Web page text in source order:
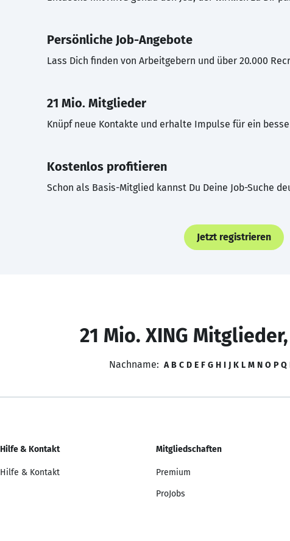
Persönliche Job-Angebote
Lass Dich finden von Arbeitgebern und über 20.000
21 Mio. Mitglieder
Knüpf neue Kontakte und erhalte Impulse für ein
Kostenlos profitieren
Schon als Basis-Mitglied kannst Du Deine Job-Suche
Jetzt registrieren
21 Mio. XING
Nachname: A B C D E F G H I J K L M N O P Q
Hilfe & Kontakt
Hilfe & Kontakt
Mitgliedschaften
Premium
ProJobs